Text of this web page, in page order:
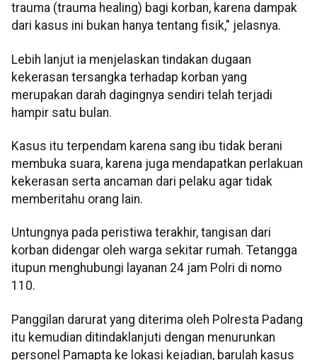
trauma (trauma healing) bagi korban, karena dampak
dari kasus ini bukan hanya tentang fisik," jelasnya.
Lebih lanjut ia menjelaskan tindakan dugaan
kekerasan tersangka terhadap korban yang
merupakan darah dagingnya sendiri telah terjadi
hampir satu bulan.
Kasus itu terpendam karena sang ibu tidak berani
membuka suara, karena juga mendapatkan perlakuan
kekerasan serta ancaman dari pelaku agar tidak
memberitahu orang lain.
Untungnya pada peristiwa terakhir, tangisan dari
korban didengar oleh warga sekitar rumah. Tetangga
itupun menghubungi layanan 24 jam Polri di nomo
110.
Panggilan darurat yang diterima oleh Polresta Padang
itu kemudian ditindaklanjuti dengan menurunkan
personel Pamapta ke lokasi kejadian, barulah kasus